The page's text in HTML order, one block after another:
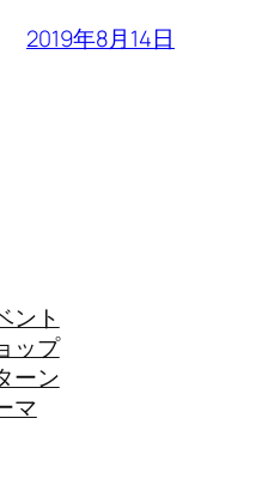
2019年8月14日
ント
ップ
ーン
マ